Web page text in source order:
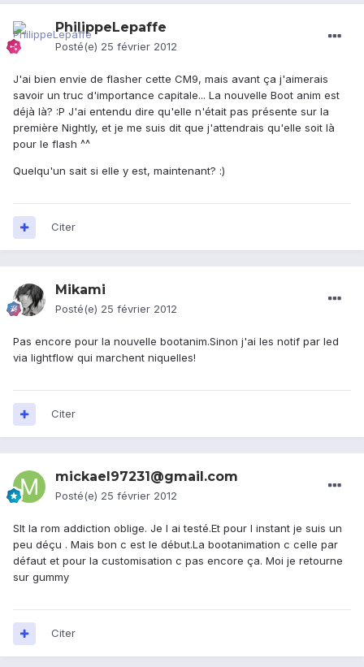
PhilippeLepaffe
Posté(e) 25 février 2012
J'ai bien envie de flasher cette CM9, mais avant ça j'aimerais
savoir un truc d'importance capitale... La nouvelle Boot anim est
déjà là? :P J'ai entendu dire qu'elle n'était pas présente sur la
première Nightly, et je me suis dit que j'attendrais qu'elle soit là
pour le flash ^^
Quelqu'un sait si elle y est, maintenant? :)
Citer
Mikami
Posté(e) 25 février 2012
Pas encore pour la nouvelle bootanim.Sinon j'ai les notif par led
via lightflow qui marchent niquelles!
Citer
mickael97231@gmail.com
Posté(e) 25 février 2012
Slt la rom addiction oblige. Je l ai testé.Et pour l instant je suis un
peu déçu . Mais bon c est le début.La bootanimation c celle par
défaut et pour la customisation c pas encore ça. Moi je retourne
sur gummy
Citer